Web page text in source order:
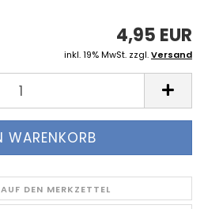
4,95 EUR
inkl. 19% MwSt. zzgl.Versand
AUF DEN MERKZETTEL